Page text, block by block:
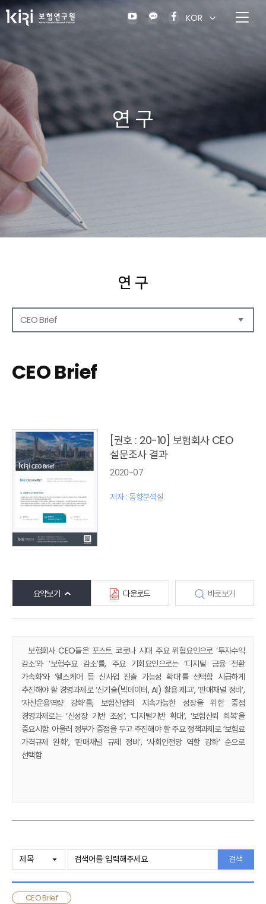
KOR
연 구
연 구
CEO Brief
CEO Brief
영상자료
CEO Brief
[권호 : 20-10] 보험회사 CEO
설문조사 결과
2020-07
저자 : 동향분석실
요약보기 다운로드 바로보기
보험회사 CEO들은 포스트 코로나 시대 주요 위협요인으로 ‘투자수익
감소’와 ‘보험수요 감소’를, 주요 기회요인으로는 ‘디지털 금융 전환
가속화’와 ‘헬스케어 등 신사업 진출 가능성 확대’를 선택함 시급하게
추진해야 할 경영과제로 ‘신기술(빅데이터, AI) 활용 제고’, ‘판매채널 정비’,
‘자산운용역량 강화’를, 보험산업의 지속가능한 성장을 위한 중점
경영과제로는 ‘신성장 기반 조성’, ‘디지털기반 확대’, ‘보험신뢰 회복’을
중요시함. 아울러 정부가 중점을 두고 추진해야 할 주요 정책과제로 ‘보험료
가격규제 완화’, ‘판매채널 규제 정비’, ‘사회안전망 역할 강화’ 순으로
선택함
검색
CEO Brief